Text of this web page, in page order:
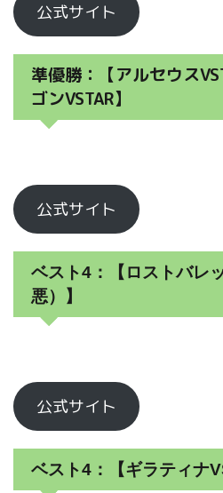
公式サイト
準優勝：【アルセウス
ゴンVSTAR】
公式サイト
ベスト4：【ロストバレ
悪）】
公式サイト
ベスト4：【ギラティナ